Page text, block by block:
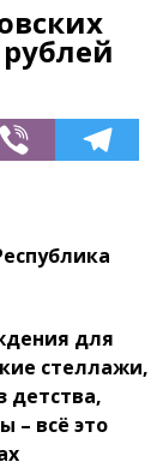
для
стеллажи,
детства,
– всё это